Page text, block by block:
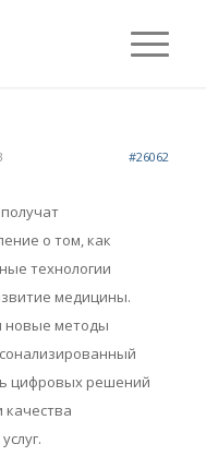
#26062
о том, как
технологии
медицины.
новые методы
цифровых решений